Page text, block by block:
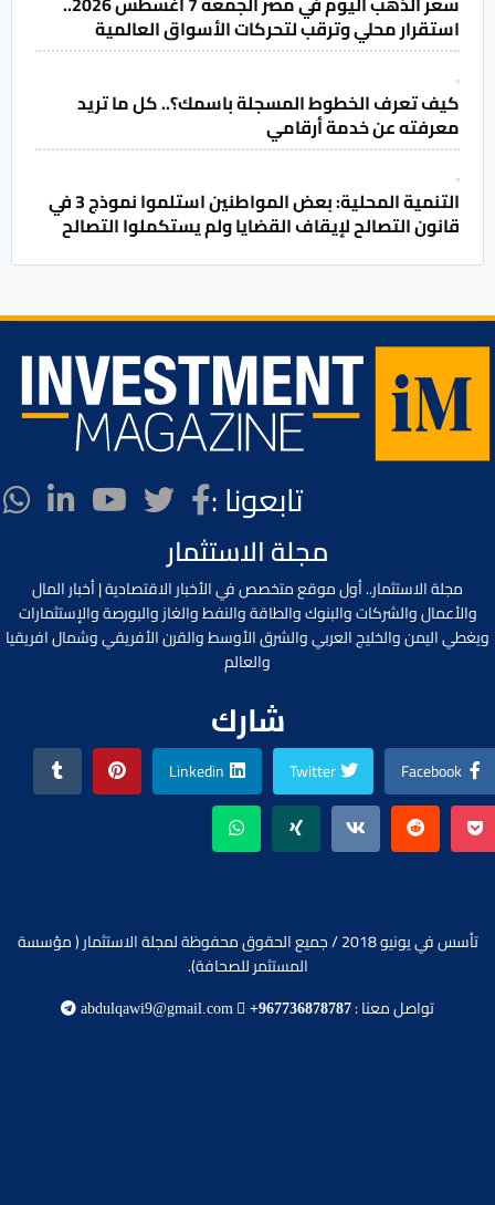
استقرار محلي وترقب لتحركات الأسواق العالمية
كيف تعرف الخطوط المسجلة باسمك؟.. كل ما تريد
معرفته عن خدمة أرقامي
التنمية المحلية: بعض المواطنين استلموا نموذج 3 في
قانون التصالح لإيقاف القضايا ولم يستكملوا التصالح
تابعونا :
مجلة الاستثمار
مجلة الاستثمار.. أول موقع متخصص في الأخبار الاقتصادية | أخبار المال
والأعمال والشركات والبنوك والطاقة والنفط والغاز والبورصة والإستثمارات
ويغطي اليمن والخليج العربي والشرق الأوسط والقرن الأفريقي وشمال افريقيا
والعالم
شارك
Facebook
Twitter
Linkedin
تأسس في يونيو 2018 / جميع الحقوق محفوظة لمجلة الاستثمار ( مؤسسة
المستثمر للصحافة).
تواصل معنا : +967736878787
abdulqawi9@gmail.com